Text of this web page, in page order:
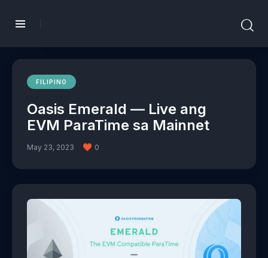
FILIPINO
Oasis Emerald — Live ang
EVM ParaTime sa Mainnet
May 23, 2023 0